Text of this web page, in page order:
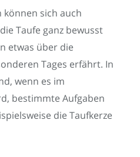
sich auch
Taufe ganz bewusst
etwas über die
Tages erfährt. In
wenn es im
bestimmte Aufgaben
die Taufkerze